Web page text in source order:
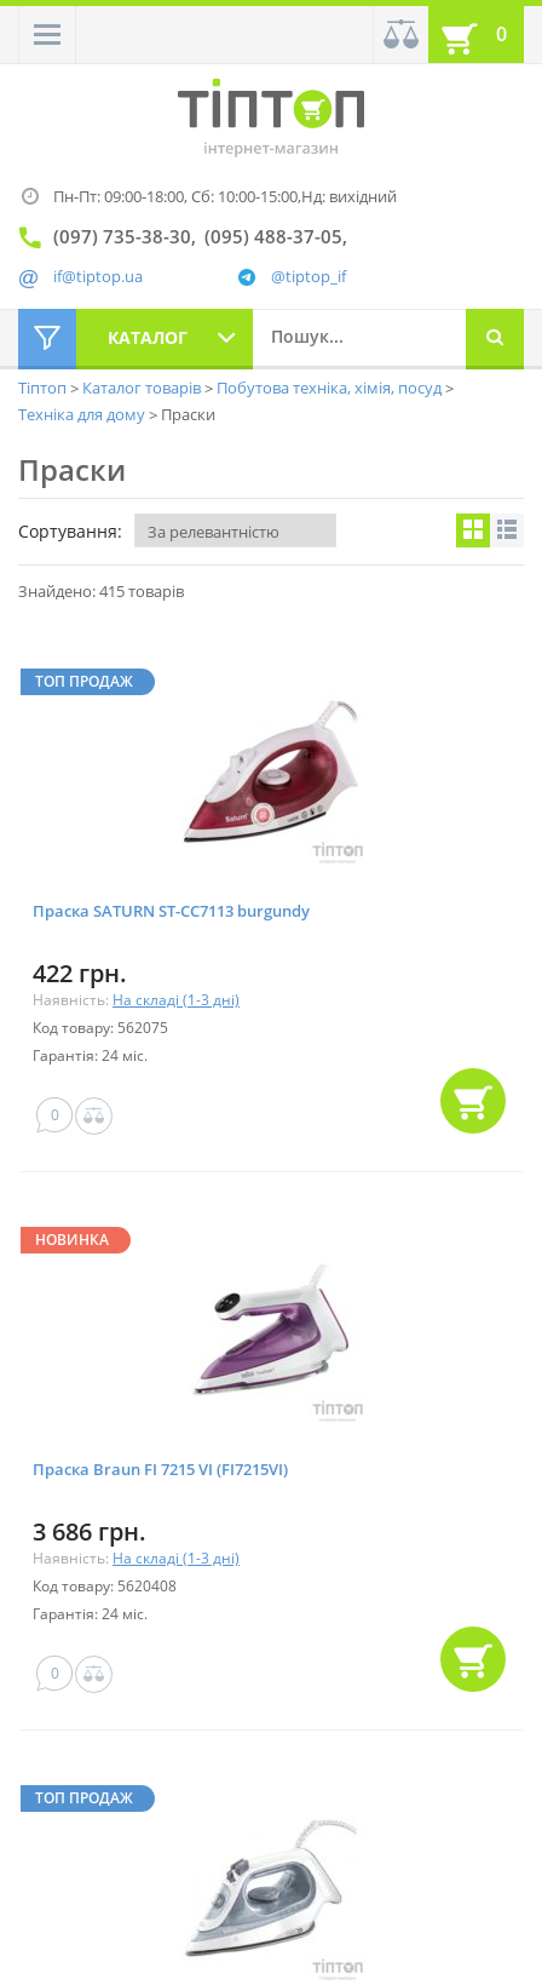
0
Пн-Пт: 09:00-18:00,Сб: 10:00-15:00,Нд: вихідний
(097) 735-38-30 (095) 488-37-05
@tiptop_if
if@tiptop.ua
КАТАЛОГ
Тіптоп Каталог товарів
Побутова техніка, хімія, посуд
Техніка для дому
Праски
Праски
Сортування:
Знайдено: 415 товарів
ТОП ПРОДАЖ
Праска SATURN ST-CC7113 burgundy
422 грн.
Наявність: На складі (1-3 дні)
Код товару: 562075
Гарантія: 24 міс.
0
НОВИНКА
Праска Braun FI 7215 VI (FI7215VI)
3 686 грн.
Наявність: На складі (1-3 дні)
Код товару: 5620408
Гарантія: 24 міс.
0
ТОП ПРОДАЖ